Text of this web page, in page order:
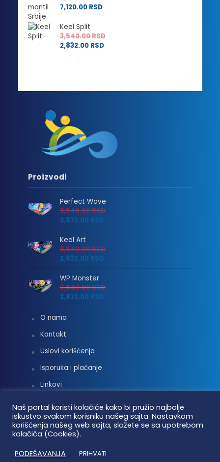
7,120.00 RSD
Keel Split
3,540.00RSD
2,832.00 RSD
Proizvodi
Perfect Wave
3,540.00RSD
2,832.00 RSD
Keel Art
3,540.00RSD
2,832.00 RSD
WP Monster
3,540.00RSD
2,832.00 RSD
O nama
Kontakt
Uslovi korišćenja
Isporuka i plaćanje
Linkovi
Vaterpolo vesti © 2026. Sva prava zadržana.
Naš portal koristi kolačiće kako bi pružio najbolje
iskustvo svakom korisniku našeg sajta. Nastavkom
korišćenja našeg web sajta, slažete se sa upotrebom
kolačića (Cookies).
PODEŠAVANJA
PRIHVATI